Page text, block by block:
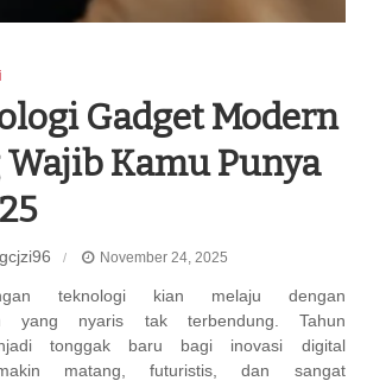
Gadget Modern
Wajib Kamu Punya
November 24, 2025
teknologi kian melaju dengan
yang nyaris tak terbendung. Tahun
tonggak baru bagi inovasi digital
matang, futuristis, dan sangat